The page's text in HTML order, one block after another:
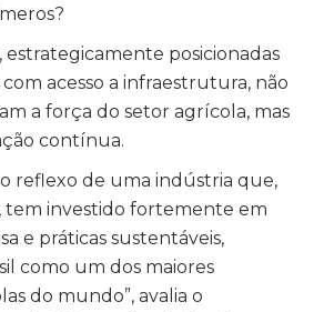
estrategicamente posicionadas
acesso a infraestrutura, não
a força do setor agrícola, mas
contínua.
o reflexo de uma indústria que,
tem investido fortemente em
e práticas sustentáveis,
como um dos maiores
do mundo”, avalia o